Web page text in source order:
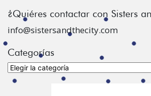
¿Quiéres contactar con Sisters
info@sistersandthecity.com
Categorías
Categorías